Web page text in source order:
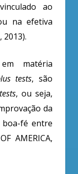
ao
na efetiva
2013).
matéria
tests, são
, ou seja,
da
boa-fé entre
AMERICA,